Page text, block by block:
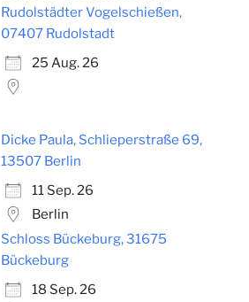
Rudolstädter Vogelschießen,
07407 Rudolstadt
25 Aug. 26
Dicke Paula, Schlieperstraße 69,
13507 Berlin
11 Sep. 26
Berlin
Schloss Bückeburg, 31675
Bückeburg
18 Sep. 26